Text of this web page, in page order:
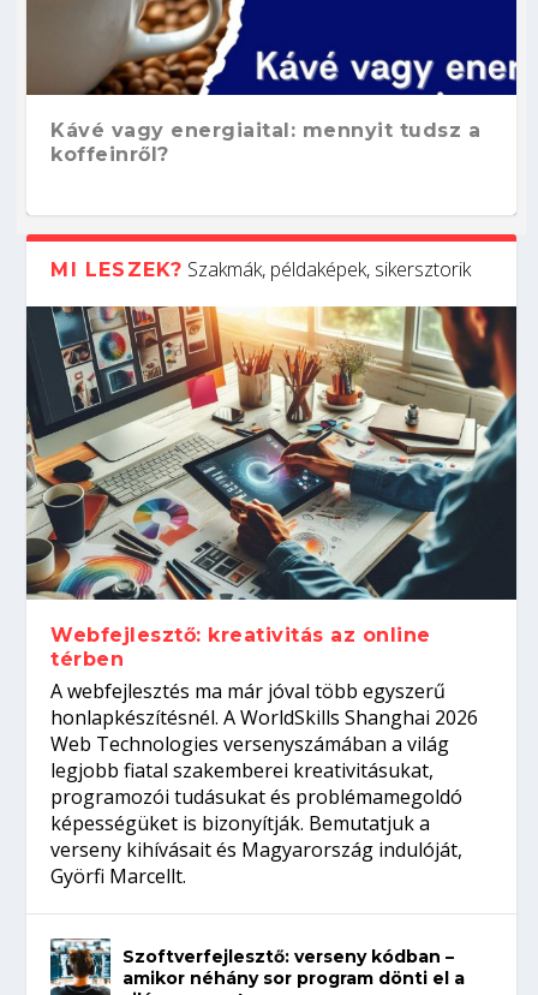
Kávé vagy energiaital: mennyit tudsz a
koffeinről?
Hogyan készíts ATS-barát önéletrajzot?
Így növelheted az esélyedet az
állásinterjúra...
Kitalálod, mire használják ezeket a
gépeket?
Nem sikerült az egyetemi felvételi?
Tanulj szakmát!
Szoftverfejlesztő: verseny kódban –
amikor néhány sor program dönti el a
világversenyt...
MI LESZEK? Szakmák, példaképek, sikersztorik
Webfejlesztő: kreativitás az online
térben
A webfejlesztés ma már jóval több egyszerű
honlapkészítésnél. A WorldSkills Shanghai 2026
Web Technologies versenyszámában a világ
legjobb fiatal szakemberei kreativitásukat,
programozói tudásukat és problémamegoldó
képességüket is bizonyítják. Bemutatjuk a
verseny kihívásait és Magyarország indulóját,
Györfi Marcellt.
Szoftverfejlesztő: verseny kódban –
amikor néhány sor program dönti el a